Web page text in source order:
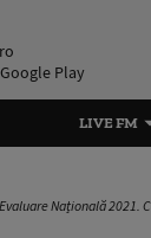
Google Play
LIVE FM
Evaluare Națională 2021. Câți elevi s-au